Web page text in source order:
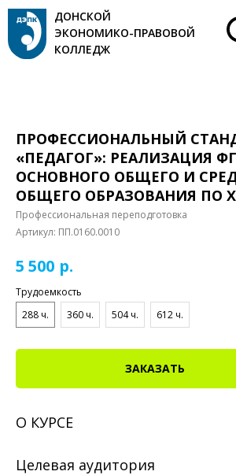
ДОНСКОЙ
ЭКОНОМИКО-ПРАВОВОЙ
КОЛЛЕДЖ
ПРОФЕССИОНАЛЬНЫЙ
«ПЕДАГОГ»: РЕАЛИЗАЦИЯ
ОСНОВНОГО ОБЩЕГО И
ОБЩЕГО ОБРАЗОВАНИЯ ПО
Профессиональная переподготовка
Артикул: ПП.0160.0010
5 500 р.
Трудоемкость
288 ч.
360 ч. 504 ч. 612 ч.
ЗАКАЗАТЬ
О КУРСЕ
Целевая аудитория